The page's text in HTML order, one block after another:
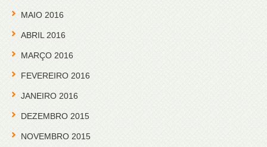
MAIO 2016
ABRIL 2016
MARÇO 2016
FEVEREIRO 2016
JANEIRO 2016
DEZEMBRO 2015
NOVEMBRO 2015